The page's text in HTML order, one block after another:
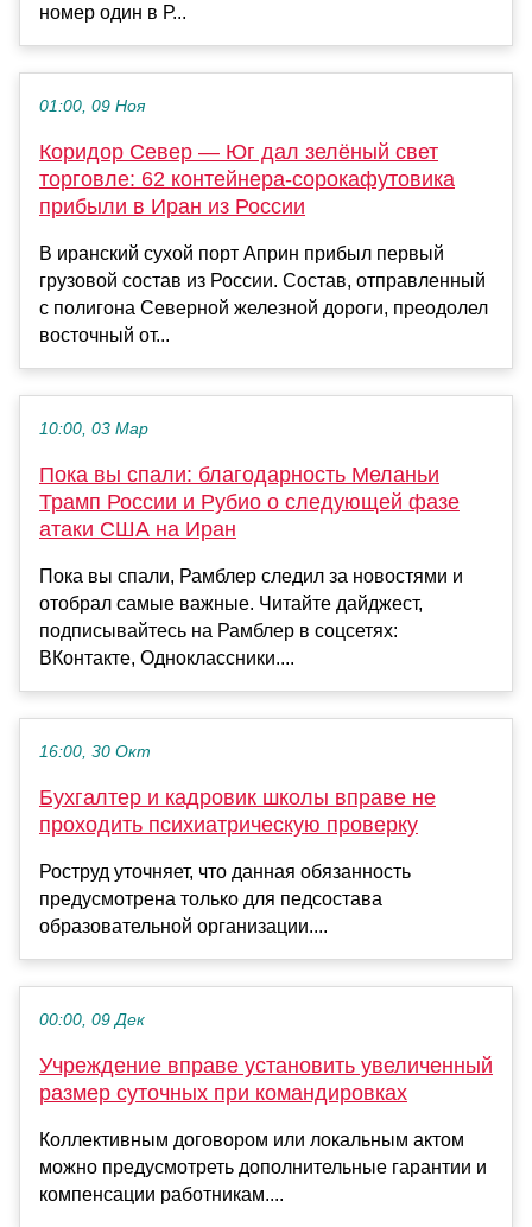
номер один в Р...
01:00, 09 Ноя
Коридор Север — Юг дал зелёный свет
торговле: 62 контейнера-сорокафутовика
прибыли в Иран из России
В иранский сухой порт Априн прибыл первый
грузовой состав из России. Состав, отправленный
с полигона Северной железной дороги, преодолел
восточный от...
10:00, 03 Мар
Пока вы спали: благодарность Меланьи
Трамп России и Рубио о следующей фазе
атаки США на Иран
Пока вы спали, Рамблер следил за новостями и
отобрал самые важные. Читайте дайджест,
подписывайтесь на Рамблер в соцсетях:
ВКонтакте, Одноклассники....
16:00, 30 Окт
Бухгалтер и кадровик школы вправе не
проходить психиатрическую проверку
Роструд уточняет, что данная обязанность
предусмотрена только для педсостава
образовательной организации....
00:00, 09 Дек
Учреждение вправе установить увеличенный
размер суточных при командировках
Коллективным договором или локальным актом
можно предусмотреть дополнительные гарантии и
компенсации работникам....